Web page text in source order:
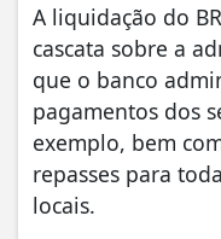
A liquidação do
cascata sobre a
que o banco
pagamentos dos
exemplo, bem
repasses para
locais.